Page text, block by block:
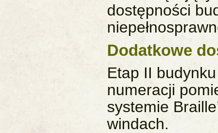
dostępności
Dodatkowe
Etap II
numeracji
systemie
windach.